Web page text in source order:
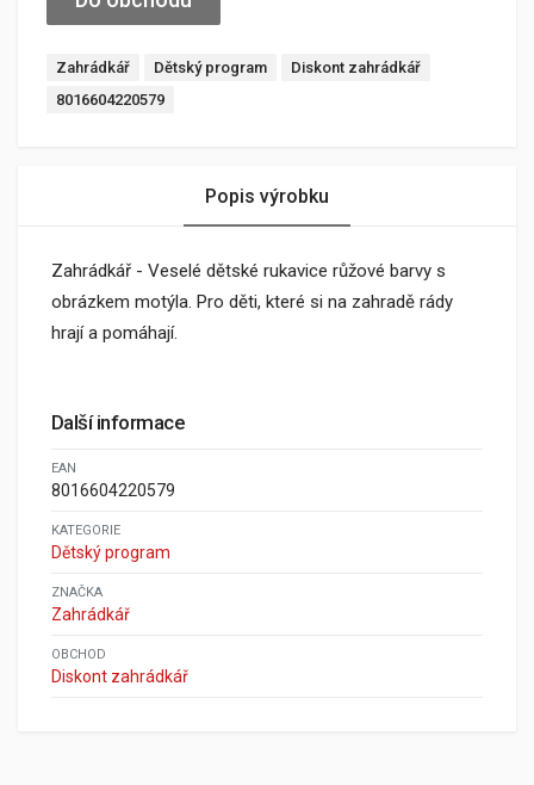
Zahrádkář Dětský program
Diskont zahrádkář
8016604220579
Popis výrobku
Zahrádkář - Veselé dětské rukavice růžové barvy s
obrázkem motýla. Pro děti, které si na zahradě rády
hrají a pomáhají.
Další informace
EAN
8016604220579
KATEGORIE
Dětský program
ZNAČKA
Zahrádkář
OBCHOD
Diskont zahrádkář